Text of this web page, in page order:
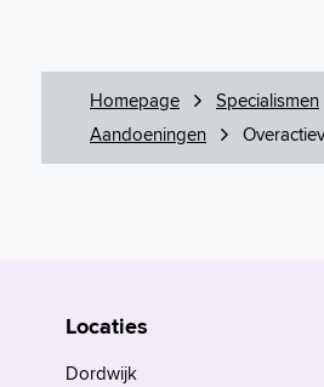
Homepage Specialismen
Aandoeningen
Locaties
Dordwijk